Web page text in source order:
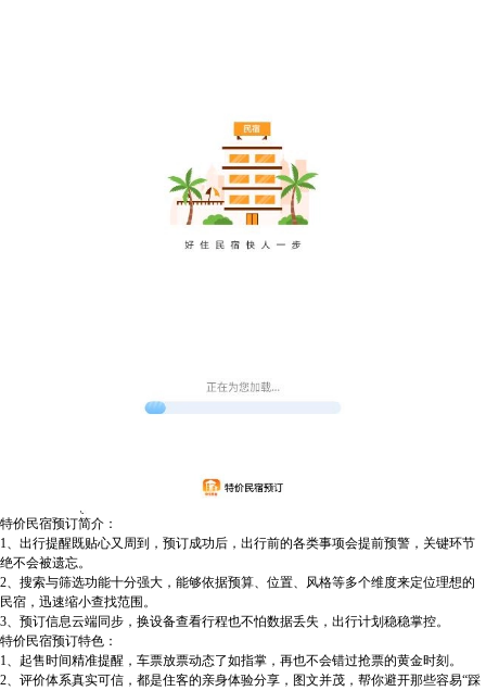
特价民宿预订简介：
1、出行提醒既贴心又周到，预订成功后，出行前的各类事项会提前预警，关键环节
绝不会被遗忘。
2、搜索与筛选功能十分强大，能够依据预算、位置、风格等多个维度来定位理想的
民宿，迅速缩小查找范围。
3、预订信息云端同步，换设备查看行程也不怕数据丢失，出行计划稳稳掌控。
特价民宿预订特色：
1、起售时间精准提醒，车票放票动态了如指掌，再也不会错过抢票的黄金时刻。
2、评价体系真实可信，都是住客的亲身体验分享，图文并茂，帮你避开那些容易“踩